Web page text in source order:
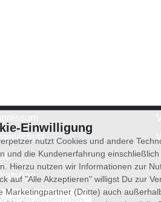
Vertrag widerrufen
Einwilligung
nutzt Cookies und andere
und die Kundenerfahrung
Hierzu nutzen wir Informationen zur
auf "Alle Akzeptieren" willigst Du zur
Marketingpartner (Dritte) auch